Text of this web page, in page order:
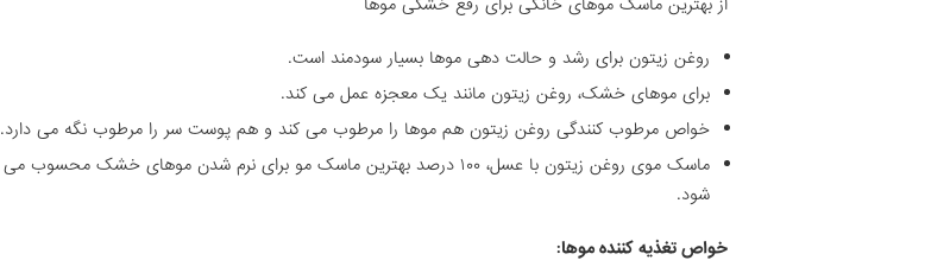
روغن زیتون برای رشد و حالت دهی موها بسیار سودمند است.
برای موهای خشک، روغن زیتون مانند یک معجزه عمل می کند.
خواص مرطوب کنندگی روغن زیتون هم موها را مرطوب می کند و هم پوست سر را مرطوب نگه می دارد.
ماسک موی روغن زیتون با عسل، ۱۰۰ درصد بهترین ماسک مو برای نرم شدن موهای خشک محسوب می
شود.
خواص تغذیه کننده موها: